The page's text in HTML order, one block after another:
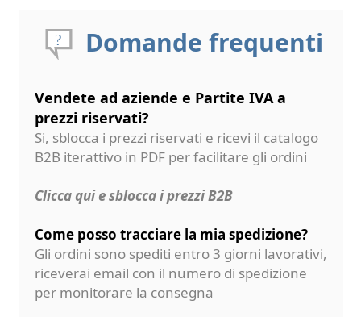
Domande frequenti
Vendete ad aziende e Partite IVA a
prezzi riservati?
Si, sblocca i prezzi riservati e ricevi il catalogo
B2B iterattivo in PDF per facilitare gli ordini
Clicca qui e sblocca i prezzi B2B
Come posso tracciare la mia spedizione?
Gli ordini sono spediti entro 3 giorni lavorativi,
riceverai email con il numero di spedizione
per monitorare la consegna